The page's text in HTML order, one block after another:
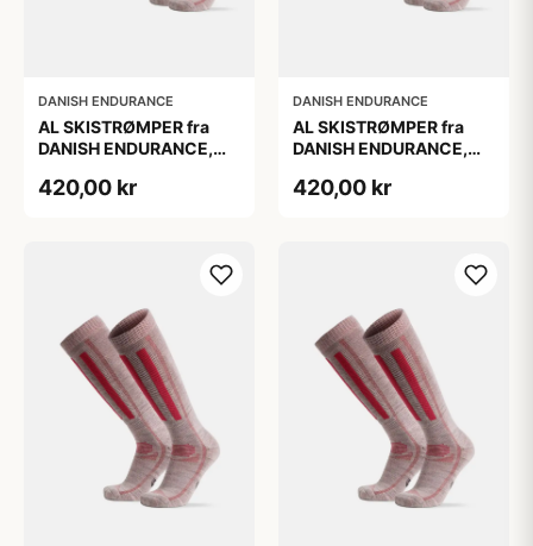
DANISH ENDURANCE
AL SKISTRØMPER fra
DANISH ENDURANCE,
420,00 kr
DANISH ENDURANCE
AL SKISTRØMPER fra
DANISH ENDURANCE,
420,00 kr